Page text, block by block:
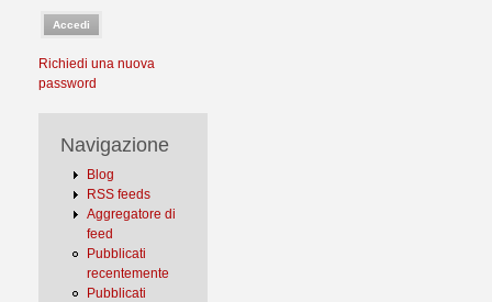
Richiedi una nuova
password
Navigazione
Blog
RSS feeds
Aggregatore di
feed
Pubblicati
recentemente
Pubblicati